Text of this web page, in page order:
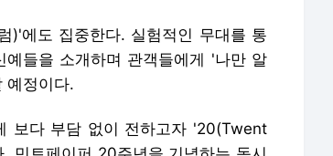
)'에도 집중한다. 실험적인 무대를 통
들을 소개하며 관객들에게 '나만 알
예정이다.
보다 부담 없이 전하고자 '20(Twent